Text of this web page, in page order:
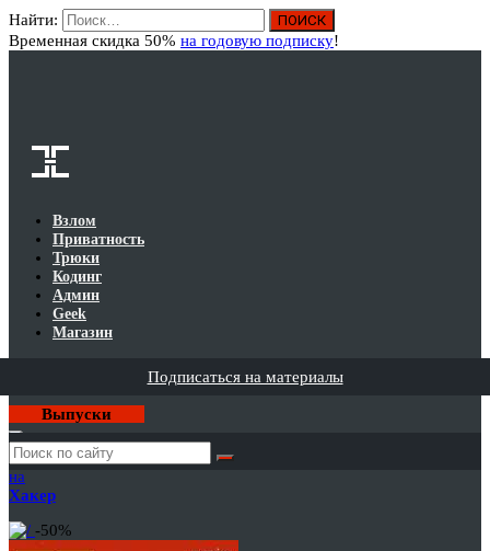
Найти:
Временная скидка 50% на годовую подписку!
Взлом
Приватность
Трюки
Кодинг
Админ
Geek
Магазин
Подписаться на материалы
Выпуски
Годовая
подписка
на
Хакер
-50%